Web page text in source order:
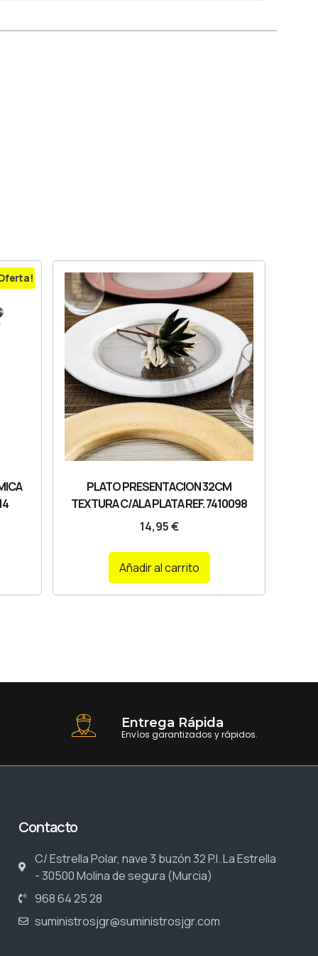
PLATO PRESENTACION 32CM
TEXTURA C/ALA PLATA REF. 7410098
14,95€
Añadir al carrito
Entrega Rápida
Envíos garantizados y rápidos.
Contacto
C/ Estrella Polar, nave 3 buzón 32 P.I. La Estrella
- 30500 Molina de segura (Murcia)
968 64 25 28
suministrosjgr@suministrosjgr.com